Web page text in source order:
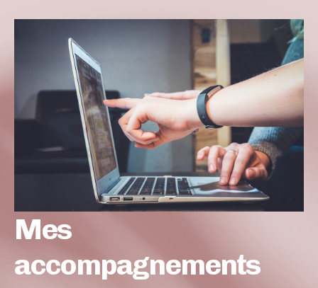
Mes
accompagnements